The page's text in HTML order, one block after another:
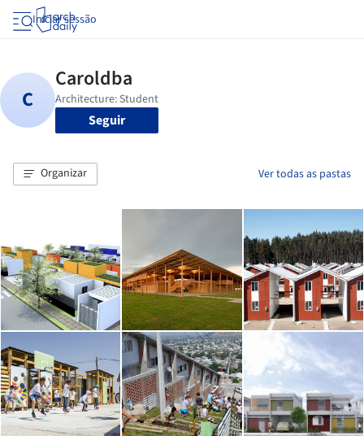
Iniciar sessão
Seguir
Organizar Ver todas as pastas